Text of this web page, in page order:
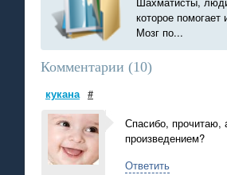
которое
Мозг по...
Комментарии (10)
кукана #
Спасибо, прочитаю,
произведением?
Ответить